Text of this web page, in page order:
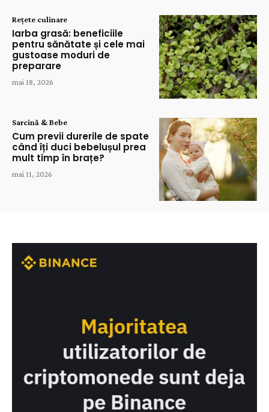
Rețete culinare
Iarba grasă: beneficiile
pentru sănătate și cele mai
gustoase moduri de
preparare
mai 18, 2026
Sarcină & Bebe
Cum previi durerile de spate
când îți duci bebelușul prea
mult timp în brațe?
mai 11, 2026